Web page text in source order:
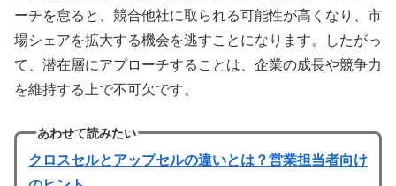
ーチを怠ると、競合他社に取られる可能性が高くなり、市
場シェアを拡大する機会を逃すことになります。したがっ
て、潜在層にアプローチすることは、企業の成長や競争力
を維持する上で不可欠です。
あわせて読みたい
クロスセルとアップセルの違いとは？営業担当者向け